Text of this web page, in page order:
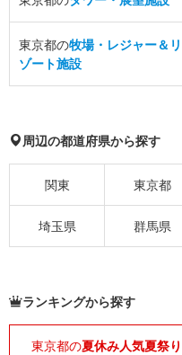
東京都の牧場・レジャー＆リ
ゾート施設
周辺の都道府県から探す
関東 東京都
埼玉県 群馬県
ランキングから探す
東京都の夏休み人気夏祭り